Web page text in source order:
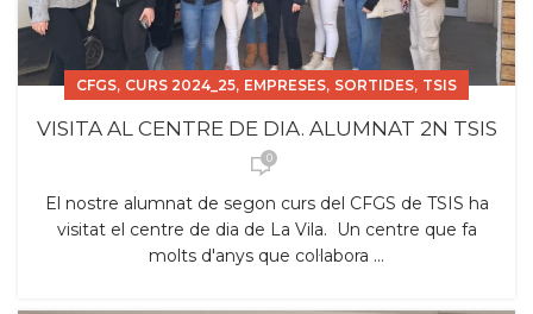
CFGS, CURS 2024_25, EMPRESES, SORTIDES, TSIS
VISITA AL CENTRE DE DIA. ALUMNAT 2N TSIS
0
El nostre alumnat de segon curs del CFGS de TSIS ha
visitat el centre de dia de La Vila. Un centre que fa
molts d'anys que col·labora ...